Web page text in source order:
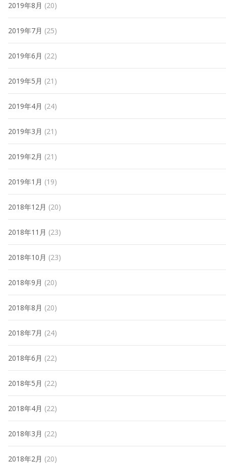
2019年8月 (20)
2019年7月 (25)
2019年6月 (22)
2019年5月 (21)
2019年4月 (24)
2019年3月 (21)
2019年2月 (21)
2019年1月 (19)
2018年12月 (20)
2018年11月 (23)
2018年10月 (23)
2018年9月 (20)
2018年8月 (20)
2018年7月 (24)
2018年6月 (22)
2018年5月 (22)
2018年4月 (22)
2018年3月 (22)
2018年2月 (20)